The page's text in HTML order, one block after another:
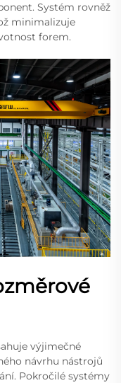
Systém rovněž
minimalizuje
forem.
výjimečné
návrhu nástrojů
Pokročilé systémy